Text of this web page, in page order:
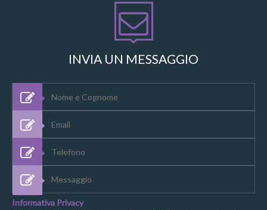
INVIA UN MESSAGGIO
Informativa Privacy